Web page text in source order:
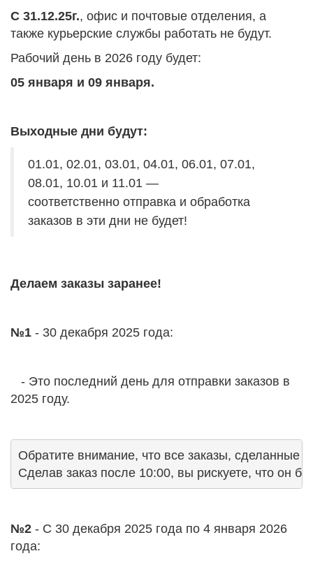
С 31.12.25г., офис и почтовые отделения, а
также курьерские службы работать не будут.
Рабочий день в 2026 году будет:
05 января и 09 января.
Выходные дни будут:
01.01, 02.01, 03.01, 04.01, 06.01, 07.01,
08.01, 10.01 и 11.01 —
соответственно отправка и обработка
заказов в эти дни не будет!
Делаем заказы заранее!
№1 - 30 декабря 2025 года:
- Это последний день для отправки заказов в
2025 году.
Обратите внимание, что все заказы, сделанные
Сделав заказ после 10:00, вы рискуете, что он
№2 - С 30 декабря 2025 года по 4 января 2026
года: